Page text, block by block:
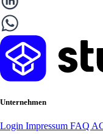
Unternehmen
Login Impressum FAQ